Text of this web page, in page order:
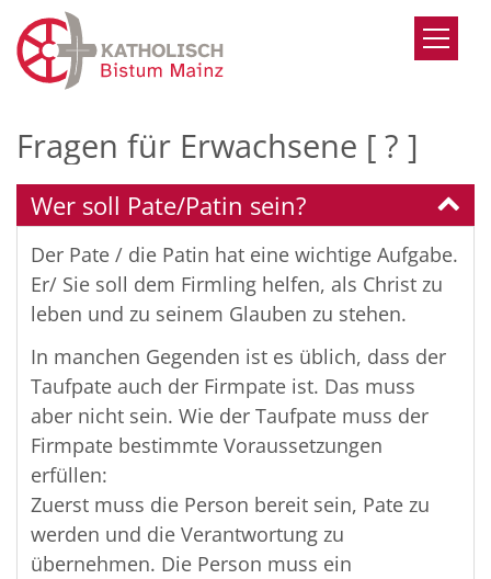
Zum Inhalt springen
Fragen für Erwachsene [ ? ]
Wer soll Pate/Patin sein?
Der Pate / die Patin hat eine wichtige Aufgabe.
Er/ Sie soll dem Firmling helfen, als Christ zu
leben und zu seinem Glauben zu stehen.
In manchen Gegenden ist es üblich, dass der
Taufpate auch der Firmpate ist. Das muss
aber nicht sein. Wie der Taufpate muss der
Firmpate bestimmte Voraussetzungen
erfüllen:
Zuerst muss die Person bereit sein, Pate zu
werden und die Verantwortung zu
übernehmen. Die Person muss ein